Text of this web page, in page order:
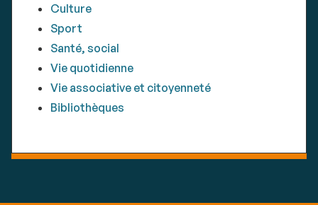
Culture
Sport
Santé, social
Vie quotidienne
Vie associative et citoyenneté
Bibliothèques